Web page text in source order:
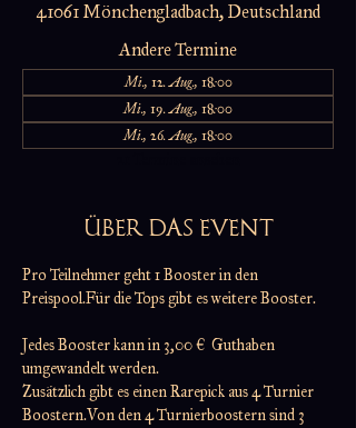
41061 Mönchengladbach, Deutschland
Andere Termine
Mi., 12. Aug., 18:00
Mi., 19. Aug., 18:00
Mi., 26. Aug., 18:00
ÜBER DAS EVENT
Pro Teilnehmer geht 1 Booster in den
Preispool.Für die Tops gibt es weitere Booster.
Jedes Booster kann in 3,00 €  Guthaben
umgewandelt werden.
Zusätzlich gibt es einen Rarepick aus 4 Turnier
Boostern.Von den 4 Turnierboostern sind 3